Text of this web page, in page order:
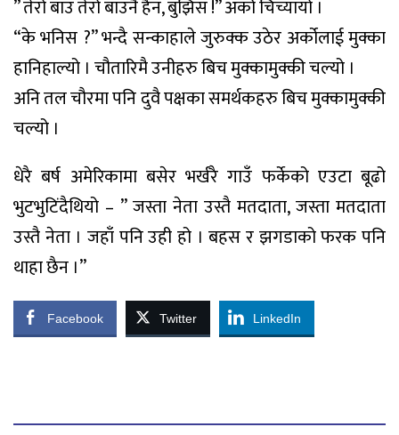
” तेरो बाउ तेरो बाउनै हैन, बुझिस !” अर्को चिच्यायो ।
“के भनिस ?” भन्दै सन्काहाले जुरुक्क उठेर अर्कोलाई मुक्का
हानिहाल्यो । चौतारिमै उनीहरु बिच मुक्कामुक्की चल्यो ।
अनि तल चौरमा पनि दुवै पक्षका समर्थकहरु बिच मुक्कामुक्की
चल्यो ।
धेरै बर्ष अमेरिकामा बसेर भर्खरै गाउँ फर्केको एउटा बूढो
भुटभुटिंदैथियो – ” जस्ता नेता उस्तै मतदाता, जस्ता मतदाता
उस्तै नेता । जहाँ पनि उही हो । बहस र झगडाको फरक पनि
थाहा छैन ।”
Facebook Twitter LinkedIn